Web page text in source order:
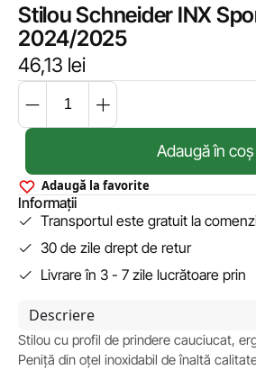
Stilou Schneider INX
2024/2025
46,13 lei
Adaugă în coș
Adaugă la favorite
Informații
Transportul este gratuit la
30 de zile drept de retur
Livrare în 3 - 7 zile lucrătoare prin
Descriere
Stilou cu profil de prindere cauciucat,
Peniță din oțel inoxidabil de înaltă